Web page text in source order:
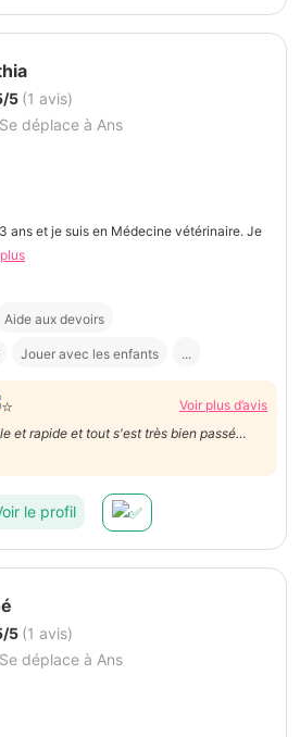
5 (1 avis)
Se déplace à Ans
ans et je suis en Médecine vétérinaire. Je
Aide aux devoirs
Jouer avec les enfants ...
Voir plus d’avis
et rapide et tout s'est très bien passé
ans
le profil
5 (1 avis)
Se déplace à Ans